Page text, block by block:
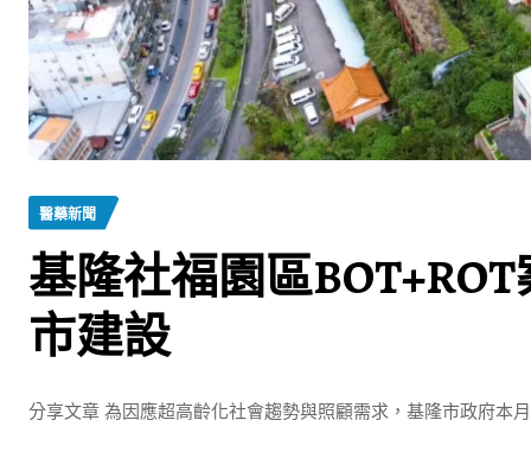
醫藥新聞
基隆社福園區
市建設
分享文章 為因應超高齡化社會趨勢與照顧需求，基隆市政府